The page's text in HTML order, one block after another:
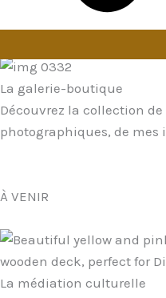
La galerie-boutique
Découvrez la collection
photographiques, de mes
À VENIR
La médiation culturelle